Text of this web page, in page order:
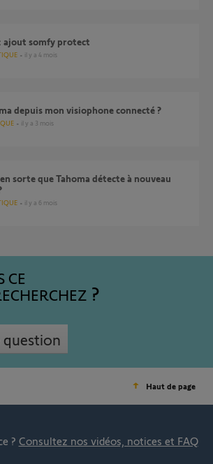
ajout somfy protect
il y a 4 mois
depuis mon visiophone connecté ?
il y a 3 mois
il y a 6 mois
CE
question
Haut de page
? Consultez nos vidéos, notices et FAQ